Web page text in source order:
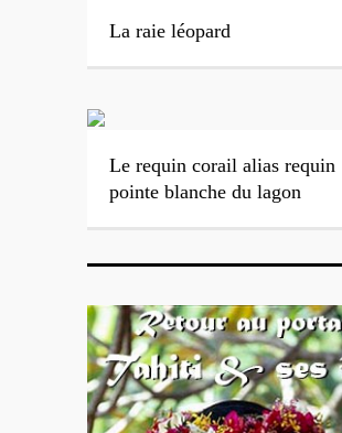
La raie léopard
Le requin corail alias requin
pointe blanche du lagon